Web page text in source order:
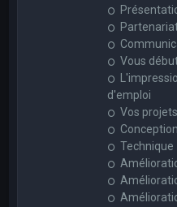
Vous
d'emploi
Vos
Conception
Technique